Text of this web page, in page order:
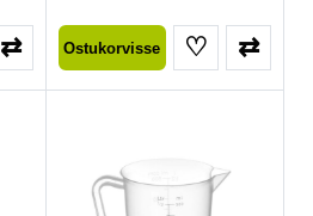
⇄ Ostukorvisse ♡ ⇄